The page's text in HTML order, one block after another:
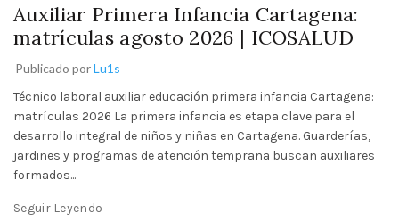
Auxiliar Primera Infancia Cartagena:
matrículas agosto 2026 | ICOSALUD
Publicado porLu1s
Técnico laboral auxiliar educación primera infancia Cartagena:
matrículas 2026 La primera infancia es etapa clave para el
desarrollo integral de niños y niñas en Cartagena. Guarderías,
jardines y programas de atención temprana buscan auxiliares
formados...
Seguir Leyendo